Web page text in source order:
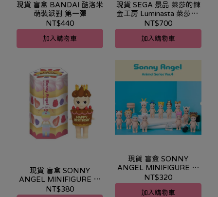
現貨 盲盒 BANDAI 酷洛米
萌裝派對 第一彈
NT$440
加入購物車
現貨 SEGA 景品 萊莎的鍊
金工房 Luminasta 萊莎琳·
斯托特
NT$700
加入購物車
現貨 盲盒 SONNY
ANGEL MINIFIGURE 生
日禮物 慶生天使
NT$380
現貨 盲盒 SONNY
ANGEL MINIFIGURE 動
物系列4
NT$320
加入購物車